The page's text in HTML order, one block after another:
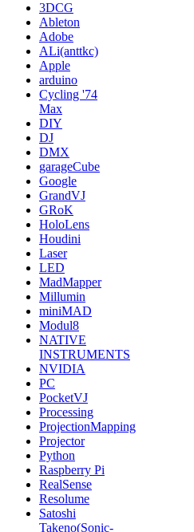
3DCG
Ableton
Adobe
ALi(anttkc)
Apple
arduino
Cycling '74
Max
DIY
DJ
DMX
garageCube
Google
GrandVJ
GRoK
HoloLens
Houdini
Laser
LED
MadMapper
Millumin
miniMAD
Modul8
NATIVE
INSTRUMENTS
NVIDIA
PC
PocketVJ
Processing
ProjectionMapping
Projector
Python
Raspberry Pi
RealSense
Resolume
Satoshi
Takeno(Sonic-